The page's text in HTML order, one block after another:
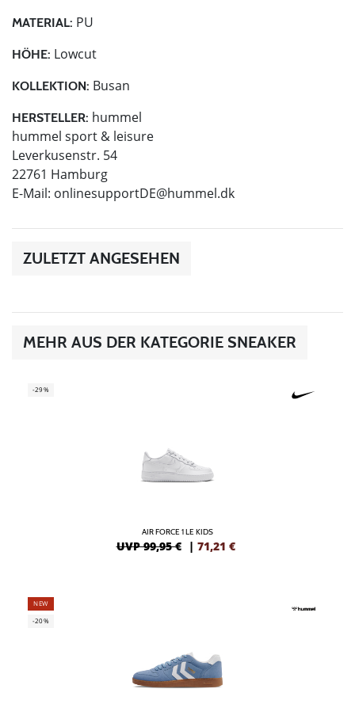
MATERIAL: PU
HÖHE: Lowcut
KOLLEKTION: Busan
HERSTELLER: hummel
hummel sport & leisure
Leverkusenstr. 54
22761 Hamburg
E-Mail: onlinesupportDE@hummel.dk
ZULETZT ANGESEHEN
MEHR AUS DER KATEGORIE SNEAKER
-29%
AIR FORCE 1 LE KIDS
UVP 99,95 € | 71,21 €
NEW
-20%